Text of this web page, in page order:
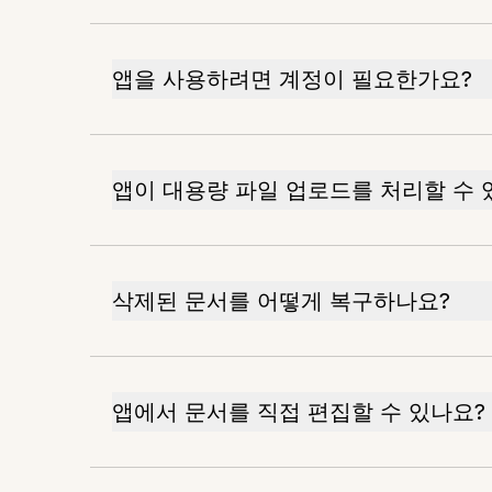
앱을 사용하려면 계정이 필요한가요?
앱이 대용량 파일 업로드를 처리할 수
삭제된 문서를 어떻게 복구하나요?
앱에서 문서를 직접 편집할 수 있나요?